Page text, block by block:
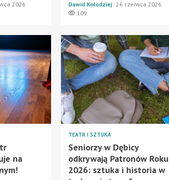
2026
Dawid Kołodziej 26 czerwca 2026
109
na
TEATR I SZTUKA
Seniorzy w Dębicy
odkrywają Patronów Roku
2026: sztuka i historia w